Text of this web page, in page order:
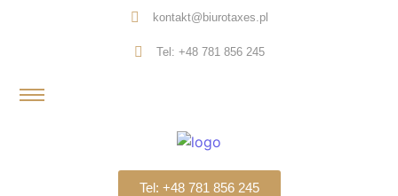
kontakt@biurotaxes.pl
Tel: +48 781 856 245
Tel: +48 781 856 245